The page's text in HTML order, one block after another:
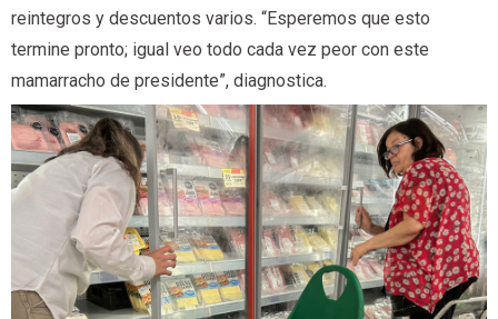
reintegros y descuentos varios. “Esperemos que esto
termine pronto; igual veo todo cada vez peor con este
mamarracho de presidente”, diagnostica.